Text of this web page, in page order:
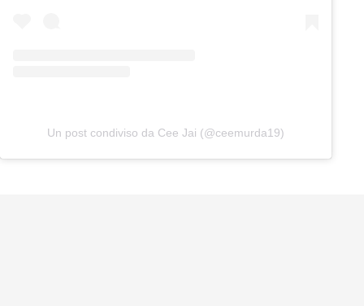
Un post condiviso da Cee Jai (@ceemurda19)